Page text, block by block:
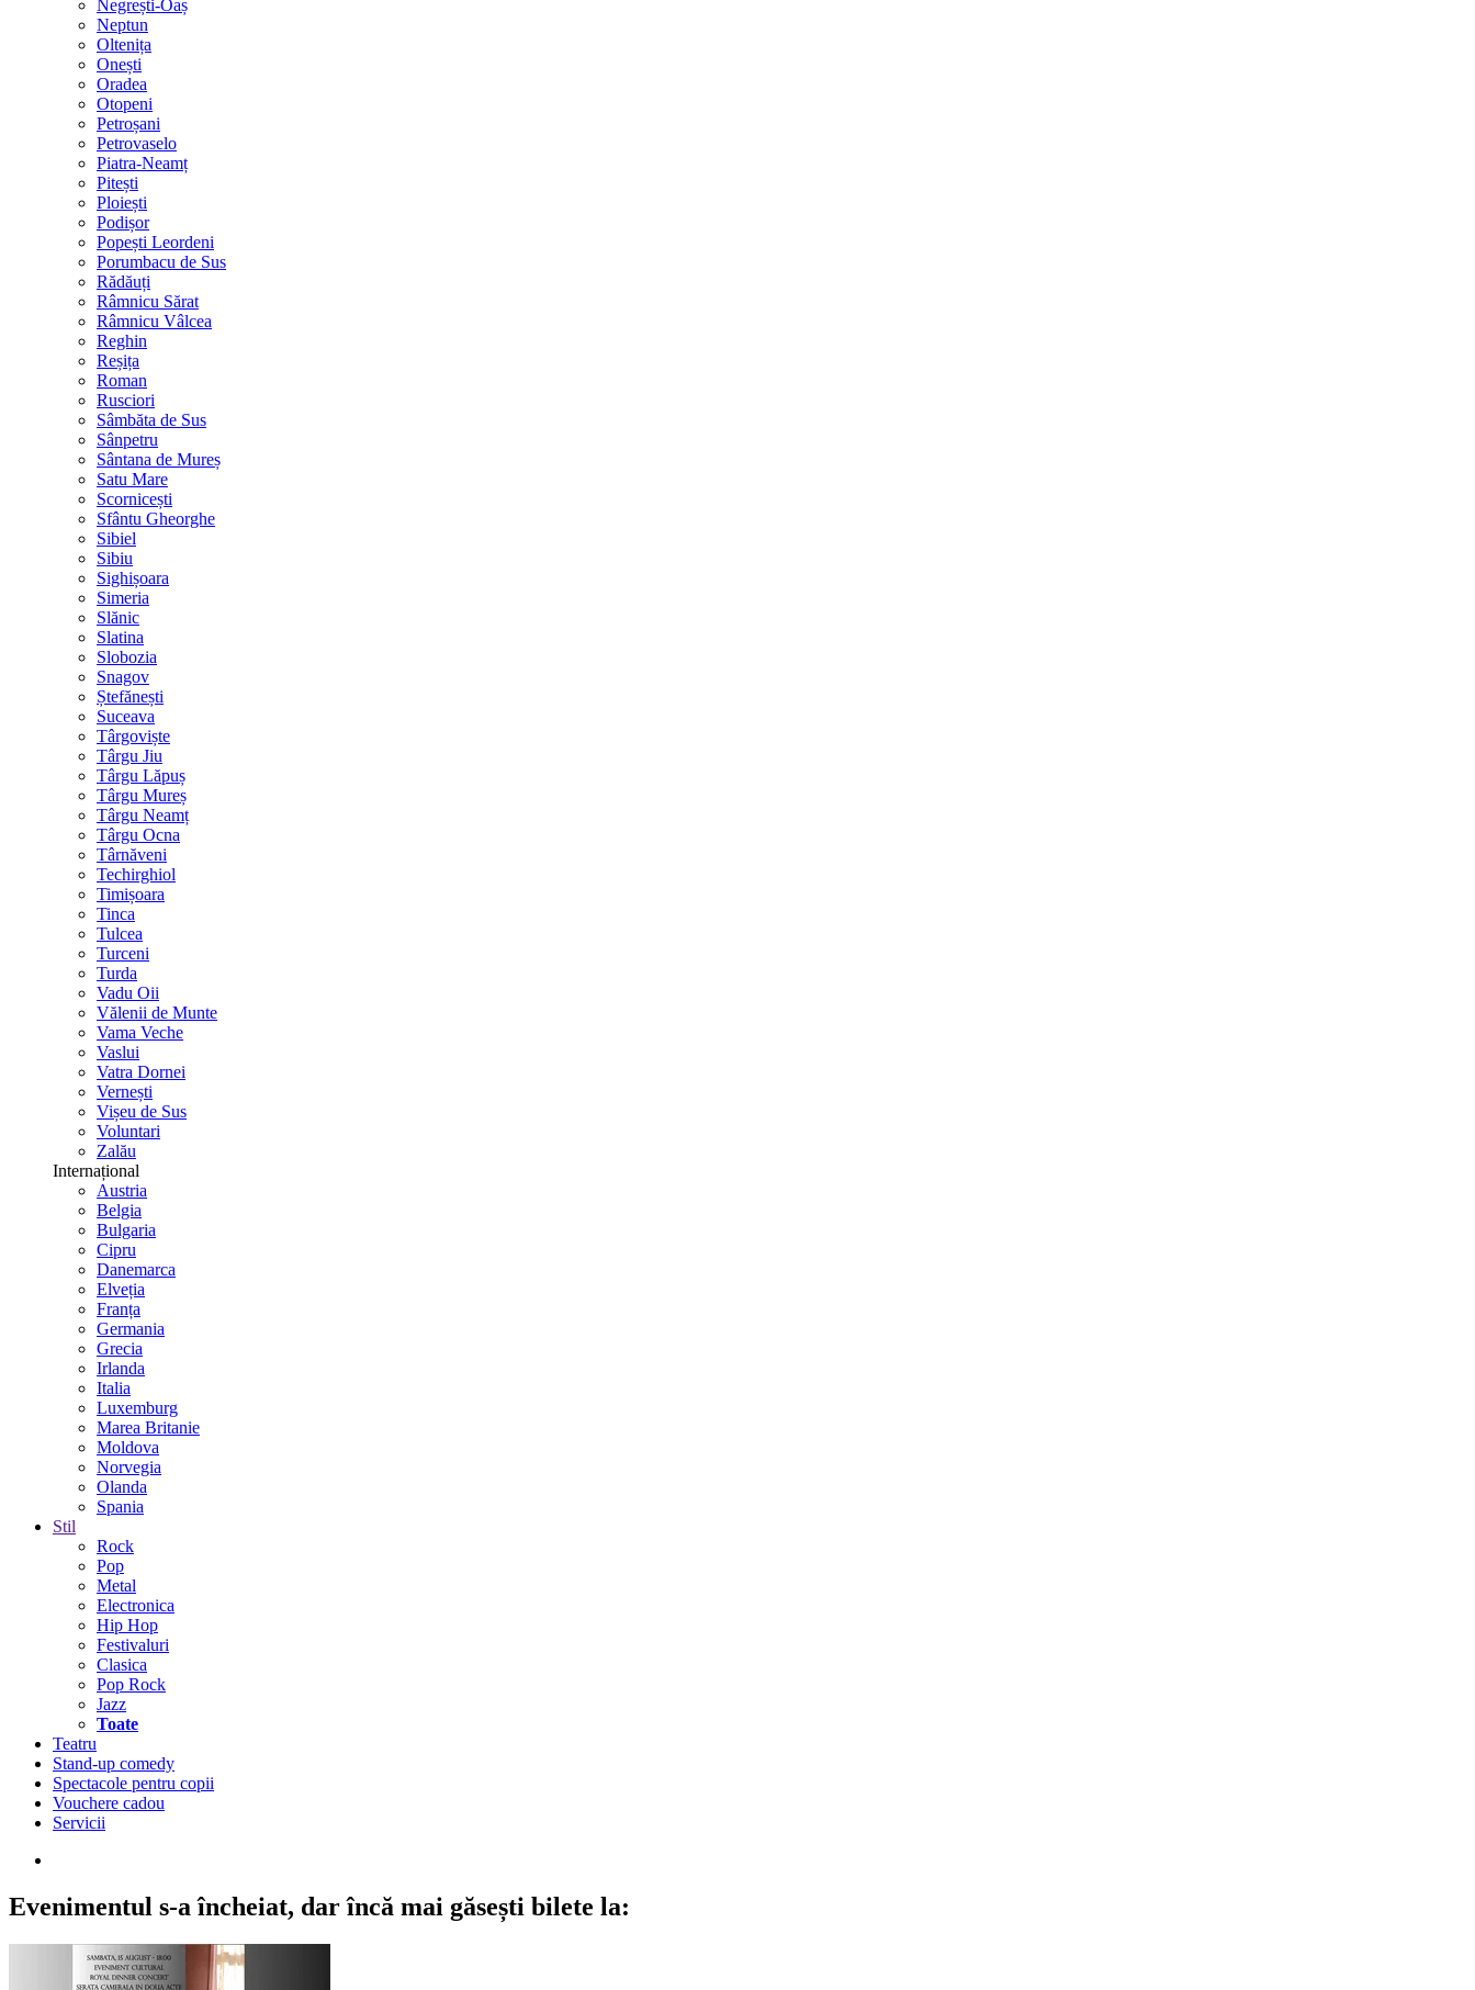
Negrești-Oaș
Neptun
Oltenița
Onești
Oradea
Otopeni
Petroșani
Petrovaselo
Piatra-Neamț
Pitești
Ploiești
Podișor
Popești Leordeni
Porumbacu de Sus
Rădăuți
Râmnicu Sărat
Râmnicu Vâlcea
Reghin
Reșița
Roman
Rusciori
Sâmbăta de Sus
Sânpetru
Sântana de Mureș
Satu Mare
Scornicești
Sfântu Gheorghe
Sibiel
Sibiu
Sighișoara
Simeria
Slănic
Slatina
Slobozia
Snagov
Ștefănești
Suceava
Târgoviște
Târgu Jiu
Târgu Lăpuș
Târgu Mureș
Târgu Neamț
Târgu Ocna
Târnăveni
Techirghiol
Timișoara
Tinca
Tulcea
Turceni
Turda
Vadu Oii
Vălenii de Munte
Vama Veche
Vaslui
Vatra Dornei
Vernești
Vișeu de Sus
Voluntari
Zalău
Internațional
Austria
Belgia
Bulgaria
Cipru
Danemarca
Elveția
Franța
Germania
Grecia
Irlanda
Italia
Luxemburg
Marea Britanie
Moldova
Norvegia
Olanda
Spania
Stil
Rock
Pop
Metal
Electronica
Hip Hop
Festivaluri
Clasica
Pop Rock
Jazz
Toate
Teatru
Stand-up comedy
Spectacole pentru copii
Vouchere cadou
Servicii
Evenimentul s-a încheiat, dar încă mai găsești bilete la: